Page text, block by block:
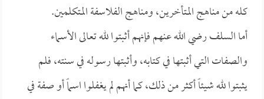
كله من مناهج المتأخرين، ومناهج الفلاسفة المتكلمين.
أما السلف رضي الله عنهم فإنهم أثبتوا لله تعالى الأسماء
والصفات التي أثبتها في كتابه، وأثبتها رسوله في سنته، فلم
يثبتوا لله شيئاً أكثر من ذلك، كما أنهم لم يغفلوا اسماً أو صفة في